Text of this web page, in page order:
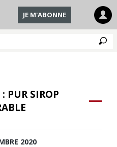
JE M'ABONNE
PUR SIROP
2020